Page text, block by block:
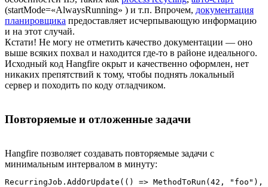
(startMode=«AlwaysRunning» ) и т.п. Впрочем, документация
планировщика предоставляет исчерпывающую информацию
и на этот случай.
Кстати! Не могу не отметить качество документации — оно
выше всяких похвал и находится где-то в районе идеального.
Исходный код Hangfire окрыт и качественно оформлен, нет
никаких препятствий к тому, чтобы поднять локальный
сервер и походить по коду отладчиком.
Повторяемые и отложенные задачи
Hangfire позволяет создавать повторяемые задачи с
минимальным интервалом в минуту:
RecurringJob.AddOrUpdate(() => MethodToRun(42,